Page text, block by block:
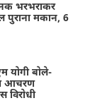
भरभराकर
पुराना मकान, 6
योगी बोले-
आचरण
विरोधी